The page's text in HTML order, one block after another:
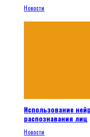
Новости
Использование
распознавания лиц
Новости